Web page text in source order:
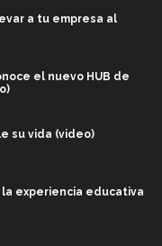
a tu empresa al
el nuevo HUB de
su vida (video)
experiencia educativa